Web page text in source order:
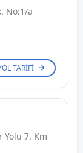
No:1/a
TARIFI
Yolu 7. Km